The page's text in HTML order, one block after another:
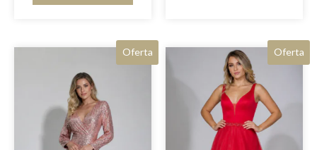
Oferta Oferta